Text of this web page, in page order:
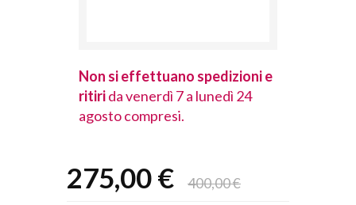
Non si effettuano spedizioni e
ritirida venerdì 7 a lunedì 24
agosto compresi.
275,00 € 400,00 €